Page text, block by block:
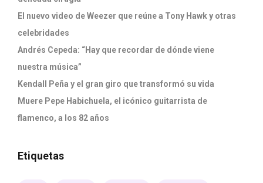
El nuevo video de Weezer que reúne a Tony Hawk y otras
celebridades
Andrés Cepeda: “Hay que recordar de dónde viene
nuestra música”
Kendall Peña y el gran giro que transformó su vida
Muere Pepe Habichuela, el icónico guitarrista de
flamenco, a los 82 años
Etiquetas